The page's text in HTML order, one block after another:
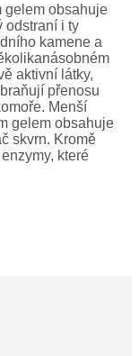
gelem obsahuje
odstraní i ty
kamene a
aktivní látky,
přenosu
Menší
gelem obsahuje
skvrn. Kromě
které